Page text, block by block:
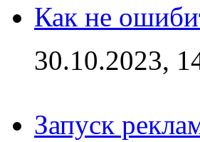
Как не
30.10.2023,
Запуск